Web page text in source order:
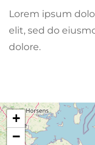
Lorem ipsum
elit, sed do
dolore.
+
−